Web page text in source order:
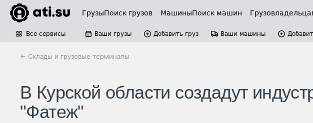
ГрузыПоиск грузов МашиныПоиск машин
Все сервисы Ваши грузы Добавить груз Ваши машины
← Склады и грузовые терминалы
В Курской области создадут
"Фатеж"